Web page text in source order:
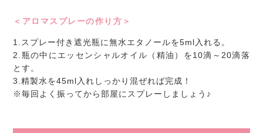
＜アロマスプレーの作り方＞
1.スプレー付き遮光瓶に無水エタノールを5ml入れる。
2.瓶の中にエッセンシャルオイル（精油）を10滴～20滴落
とす。
3.精製水を45ml入れしっかり混ぜれば完成！
※毎回よく振ってから部屋にスプレーしましょう♪